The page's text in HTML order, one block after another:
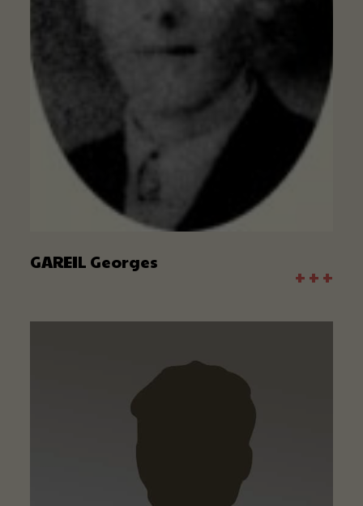
GAREIL Georges
+ + +